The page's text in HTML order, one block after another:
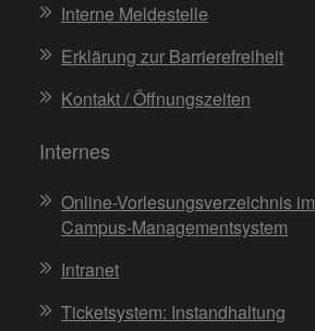
Interne Meldestelle
Erklärung zur Barrierefreiheit
Kontakt / Öffnungszeiten
Internes
Online-Vorlesungsverzeichnis im
Campus-Managementsystem
Intranet
Ticketsystem: Instandhaltung